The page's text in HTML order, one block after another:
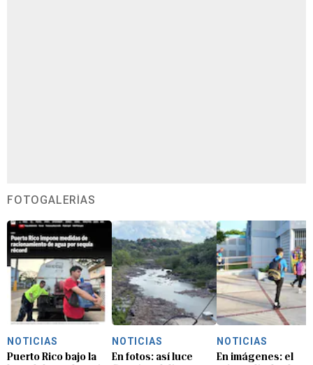
FOTOGALERÍAS
NOTICIAS
Puerto Rico bajo la
NOTICIAS
En fotos: así luce
NOTICIAS
En imágenes: el